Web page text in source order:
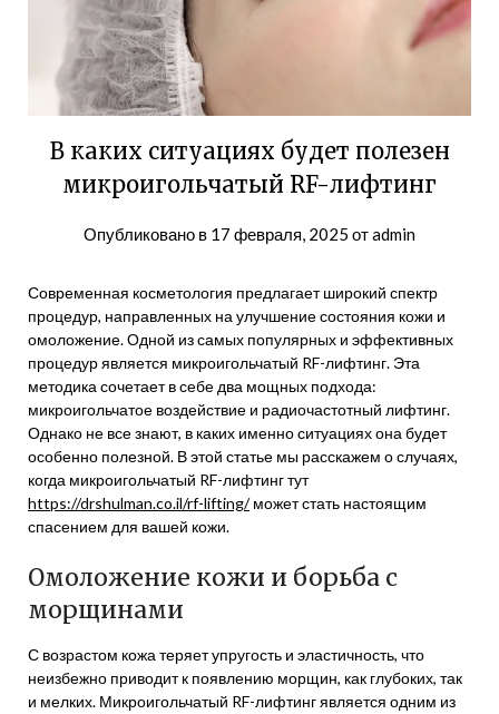
В каких ситуациях будет полезен
микроигольчатый RF-лифтинг
Опубликовано в 17 февраля, 2025 отadmin
Современная косметология предлагает широкий спектр
процедур, направленных на улучшение состояния кожи и
омоложение. Одной из самых популярных и эффективных
процедур является микроигольчатый RF-лифтинг. Эта
методика сочетает в себе два мощных подхода:
микроигольчатое воздействие и радиочастотный лифтинг.
Однако не все знают, в каких именно ситуациях она будет
особенно полезной. В этой статье мы расскажем о случаях,
когда микроигольчатый RF-лифтинг тут
https://drshulman.co.il/rf-lifting/может стать настоящим
спасением для вашей кожи.
Омоложение кожи и борьба с
морщинами
С возрастом кожа теряет упругость и эластичность, что
неизбежно приводит к появлению морщин, как глубоких, так
и мелких. Микроигольчатый RF-лифтинг является одним из